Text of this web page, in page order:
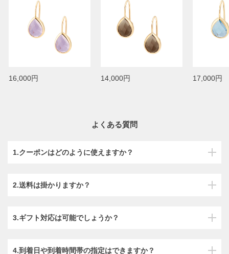
16,000円 14,000円 17,000円
よくある質問
1.クーポンはどのように使えますか？
2.送料は掛かりますか？
3.ギフト対応は可能でしょうか？
4.到着日や到着時間帯の指定はできますか？